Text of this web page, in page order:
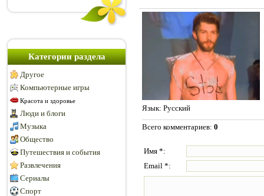
Категории раздела
Другое
Компьютерные игры
Красота и здоровье
Люди и блоги
Музыка
Общество
Путешествия и события
Развлечения
Сериалы
Спорт
Язык: Русский
Всего комментариев: 0
Имя *:
Email *: